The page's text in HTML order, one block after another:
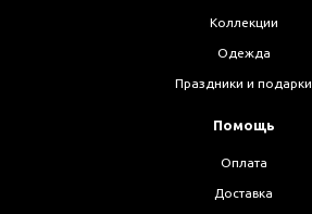
Коллекции
Одежда
Праздники и подарки
Помощь
Оплата
Доставка